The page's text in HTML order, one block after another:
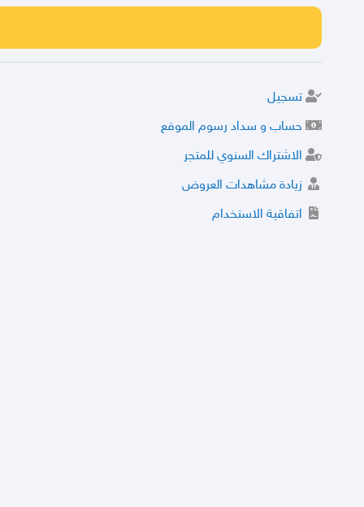
تسجيل
حساب و سداد رسوم الموقع
الاشتراك السنوي للمتجر
زيادة مشاهدات العروض
اتفاقية الاستخدام